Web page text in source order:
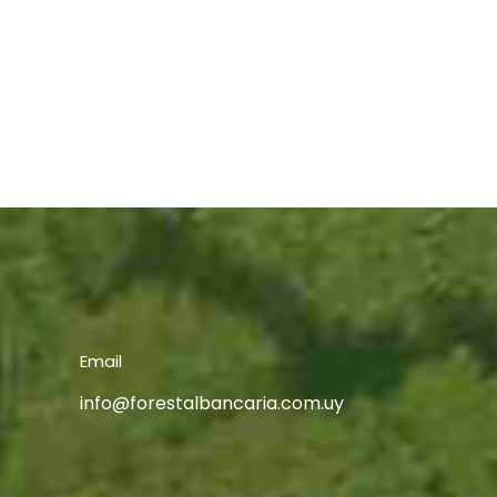
Email
info@forestalbancaria.com.uy